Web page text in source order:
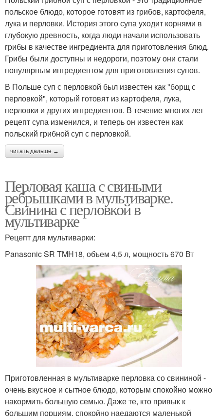
польское блюдо, которое готовят из грибов, картофеля,
лука и перловки. История этого супа уходит корнями в
глубокую древность, когда люди начали использовать
грибы в качестве ингредиента для приготовления блюд.
Грибы были доступны и недороги, поэтому они стали
популярным ингредиентом для приготовления супов.
В Польше суп с перловкой был известен как "борщ с
перловкой", который готовят из картофеля, лука,
перловки и других ингредиентов. В течение многих лет
рецепт супа изменился, и теперь он известен как
польский грибной суп с перловкой.
читать дальше →
Перловая каша с свиными
ребрышками в мультиварке.
Свинина с перловкой в
мультиварке
Рецепт для мультиварки:
Panasonic SR TMH18, объем 4,5 л, мощность 670 Вт
Приготовленная в мультиварке перловка со свининой -
очень вкусное и сытное блюдо, которым спокойно можно
накормить большую семью. Даже те, кто привык к
большим порциям, спокойно наедаются маленькой